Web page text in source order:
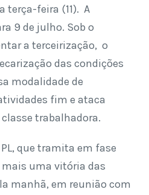
terça-feira (11). A
9 de julho. Sob o
a terceirização, o
das condições
modalidade de
fim e ataca
trabalhadora.
que tramita em fase
uma vitória das
manhã, em reunião com